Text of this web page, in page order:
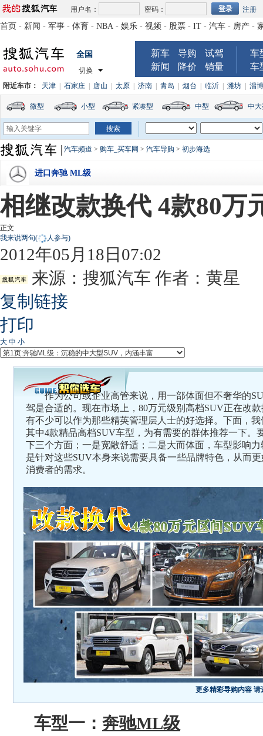
用户名： 密码： 注册
首页 - 新闻 - 军事 - 体育 - NBA - 娱乐 - 视频 - 股票 - IT - 汽车 - 房产 -
全国
切换
新车 导购
试驾
新闻
降价 销量
车
车
附近车市： 天津 石家庄 唐山 太原 济南 青岛 烟台 临沂 潍坊 淄博
微型 小型 紧凑型 中型 中
汽车频道 > 购车_买车网 > 汽车导购 > 初步海选
进口奔驰 ML级
相继改款换代 4款80万
正文
我来说两句( 人参与)
2012年05月18日07:02
来源： 搜狐汽车 作者：黄星
复制链接
打印
大 中 小
作为公司或企业高管来说，用一部体面但不奢华的
驾是合适的。现在市场上，80万元级别高档SUV正在改
有不少可以作为那些精英管理层人士的好选择。下面，
其中4款精品高档SUV车型，为有需要的群体推荐一下。
下三个方面；一是宽敞舒适；二是大而体面，车型影响
是针对这些SUV本身来说需要具备一些品牌特色，从而
消费者的需求。
更多精彩导购内容
车型一： 奔驰ML级